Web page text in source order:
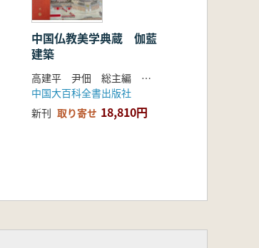
中国仏教美学典蔵 伽藍
建築
高建平 尹佃 総主編 徐翥 著
中国大百科全書出版社
新刊 取り寄せ 18,810円